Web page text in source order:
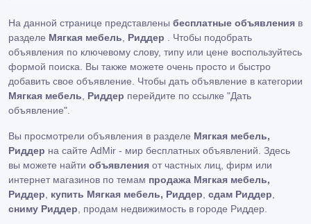
На данной странице представлены бесплатные объявления в
разделе Мягкая мебель Риддер . Чтобы подобрать
объявления по ключевому слову, типу или цене воспользуйтесь
формой поиска. Вы также можете очень просто и быстро
добавить свое объявление. Чтобы дать объявление в категории
Мягкая мебель
Риддер перейдите по ссылке "Дать
объявление"
Вы просмотрели объявления в разделе Мягкая мебель,
Риддер на сайте AdMir - мир бесплатных объявлений. Здесь
вы можете найти объявления от частных лиц, фирм или
интернет магазинов по темам продажа Мягкая мебель,
Риддер
купить Мягкая мебель, Риддер сдам Риддер
сниму Риддер , продам недвижимость в городе Риддер.